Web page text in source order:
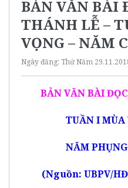
BẢN VĂN BÀI
THÁNH LỄ –
VỌNG – NĂM C
Ngày đăng: Thứ Năm
BẢN VĂN BÀI
TUẦN I MÙA
NĂM
(Nguồn: UBPV/